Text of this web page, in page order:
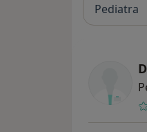
Pediatra